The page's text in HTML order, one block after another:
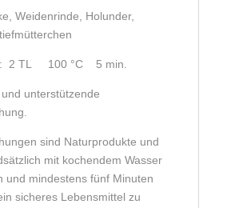
Weidenrinde, Holunder,
2 TL 100 °C 5 min.
unterstützende
sind Naturprodukte und
mit kochendem Wasser
und mindestens fünf Minuten
sicheres Lebensmittel zu